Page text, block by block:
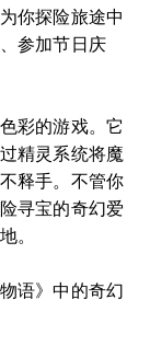
你探险旅途中
参加节日庆
彩的游戏。它
精灵系统将魔
释手。不管你
寻宝的奇幻爱
。
语》中的奇幻